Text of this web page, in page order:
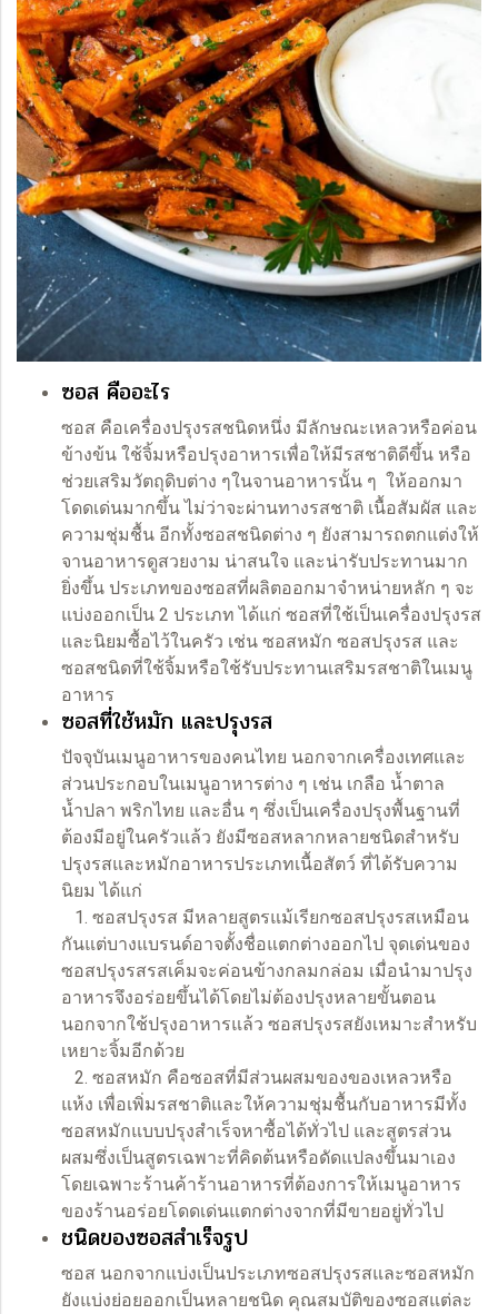
ซอส คืออะไร
ซอส คือเครื่องปรุงรสชนิดหนึ่ง มีลักษณะเหลวหรือค่อน
ข้างข้น ใช้จิ้มหรือปรุงอาหารเพื่อให้มีรสชาติดีขึ้น หรือ
ช่วยเสริมวัตถุดิบต่าง ๆในจานอาหารนั้น ๆ ให้ออกมา
โดดเด่นมากขึ้น ไม่ว่าจะผ่านทางรสชาติ เนื้อสัมผัส และ
ความชุ่มชื้น อีกทั้งซอสชนิดต่าง ๆ ยังสามารถตกแต่งให้
จานอาหารดูสวยงาม น่าสนใจ และน่ารับประทานมาก
ยิ่งขึ้น ประเภทของซอสที่ผลิตออกมาจำหน่ายหลัก ๆ จะ
แบ่งออกเป็น 2 ประเภท ได้แก่ ซอสที่ใช้เป็นเครื่องปรุงรส
และนิยมซื้อไว้ในครัว เช่น ซอสหมัก ซอสปรุงรส และ
ซอสชนิดที่ใช้จิ้มหรือใช้รับประทานเสริมรสชาติในเมนู
อาหาร
ซอสที่ใช้หมัก และปรุงรส
ปัจจุบันเมนูอาหารของคนไทย นอกจากเครื่องเทศและ
ส่วนประกอบในเมนูอาหารต่าง ๆ เช่น เกลือ น้ำตาล
น้ำปลา พริกไทย และอื่น ๆ ซึ่งเป็นเครื่องปรุงพื้นฐานที่
ต้องมีอยู่ในครัวแล้ว ยังมีซอสหลากหลายชนิดสำหรับ
ปรุงรสและหมักอาหารประเภทเนื้อสัตว์ ที่ได้รับความ
นิยม ได้แก่
1. ซอสปรุงรส มีหลายสูตรแม้เรียกซอสปรุงรสเหมือน
กันแต่บางแบรนด์อาจตั้งชื่อแตกต่างออกไป จุดเด่นของ
ซอสปรุงรสรสเค็มจะค่อนข้างกลมกล่อม เมื่อนำมาปรุง
อาหารจึงอร่อยขึ้นได้โดยไม่ต้องปรุงหลายขั้นตอน
นอกจากใช้ปรุงอาหารแล้ว ซอสปรุงรสยังเหมาะสำหรับ
เหยาะจิ้มอีกด้วย
2. ซอสหมัก คือซอสที่มีส่วนผสมของของเหลวหรือ
แห้ง เพื่อเพิ่มรสชาติและให้ความชุ่มชื้นกับอาหารมีทั้ง
ซอสหมักแบบปรุงสำเร็จหาซื้อได้ทั่วไป และสูตรส่วน
ผสมซึ่งเป็นสูตรเฉพาะที่คิดต้นหรือดัดแปลงขึ้นมาเอง
โดยเฉพาะร้านค้าร้านอาหารที่ต้องการให้เมนูอาหาร
ของร้านอร่อยโดดเด่นแตกต่างจากที่มีขายอยู่ทั่วไป
ชนิดของซอสสำเร็จรูป
ซอส นอกจากแบ่งเป็นประเภทซอสปรุงรสและซอสหมัก
ยังแบ่งย่อยออกเป็นหลายชนิด คุณสมบัติของซอสแต่ละ